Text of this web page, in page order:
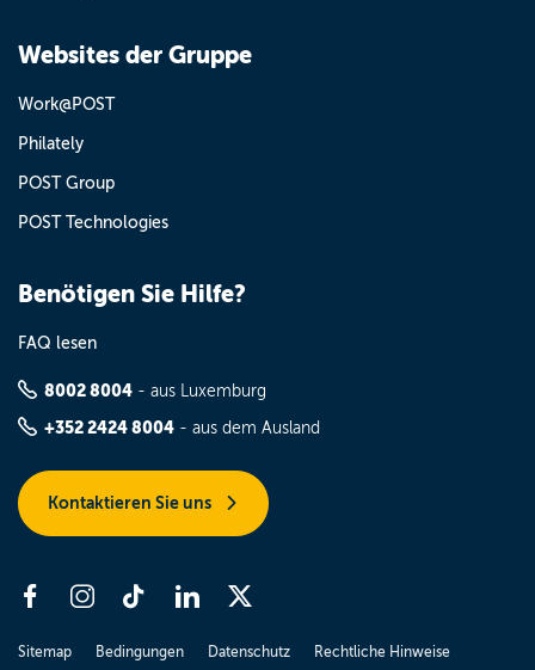
Websites der Gruppe
Work@POST
Philately
POST Group
POST Technologies
Benötigen Sie Hilfe?
FAQ lesen
8002 8004 - aus Luxemburg
+352 2424 8004 - aus dem Ausland
Kontaktieren Sie uns
Sitemap Bedingungen Datenschutz Rechtliche Hinweise